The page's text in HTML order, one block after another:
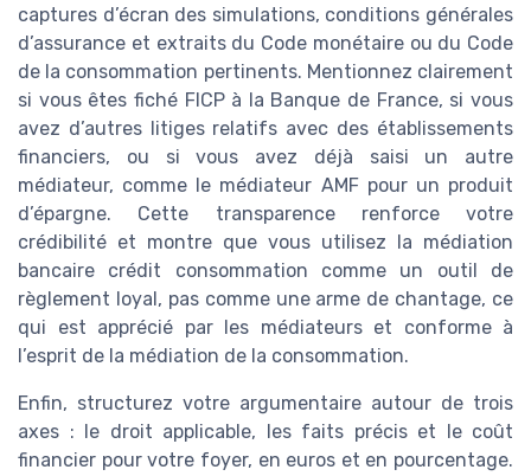
captures d’écran des simulations, conditions générales
d’assurance et extraits du Code monétaire ou du Code
de la consommation pertinents. Mentionnez clairement
si vous êtes fiché FICP à la Banque de France, si vous
avez d’autres litiges relatifs avec des établissements
financiers, ou si vous avez déjà saisi un autre
médiateur, comme le médiateur AMF pour un produit
d’épargne. Cette transparence renforce votre
crédibilité et montre que vous utilisez la médiation
bancaire crédit consommation comme un outil de
règlement loyal, pas comme une arme de chantage, ce
qui est apprécié par les médiateurs et conforme à
l’esprit de la médiation de la consommation.
Enfin, structurez votre argumentaire autour de trois
axes : le droit applicable, les faits précis et le coût
financier pour votre foyer, en euros et en pourcentage.